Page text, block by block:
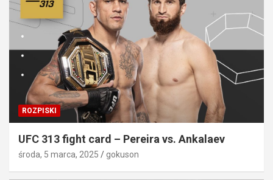
ROZPISKI
UFC 313 fight card – Pereira vs. Ankalaev
środa, 5 marca, 2025 gokuson